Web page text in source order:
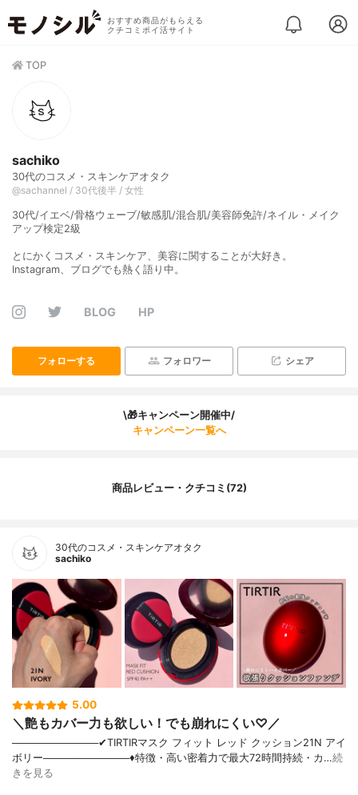
おすすめ商品がもらえる
クチコミポイ活サイト
TOP
sachiko
30代のコスメ・スキンケアオタク
@sachannel / 30代後半 / 女性
30代/イエベ/骨格ウェーブ/敏感肌/混合肌/美容師免許/ネイル・メイク
アップ検定2級
とにかくコスメ・スキンケア、美容に関することが大好き。
Instagram、ブログでも熱く語り中。
BLOG HP
フォローする フォロワー シェア
\🎁キャンペーン開催中/
キャンペーン一覧へ
商品レビュー・クチコミ(72)
30代のコスメ・スキンケアオタク
sachiko
5.00
＼艶もカバー力も欲しい！でも崩れにくい♡／
────────────✔︎TIRTIRマスク フィット レッド クッション21N アイ
ボリー────────────♦︎特徴・高い密着力で最大72時間持続・カ…続
きを見る